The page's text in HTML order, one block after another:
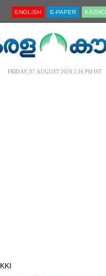
ENGLISH E-PAPER
FRIDAY, 07 AUGUST 2026 2.16 PM IST